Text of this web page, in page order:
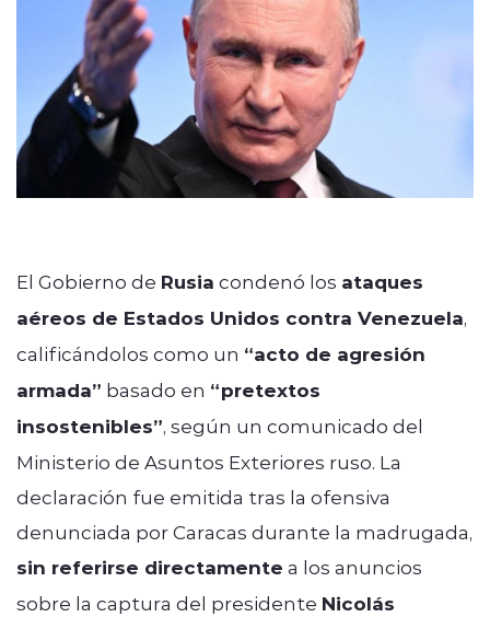
modo claro
El Gobierno de Rusia condenó los ataques
aéreos de Estados Unidos contra Venezuela,
calificándolos como un “acto de agresión
armada” basado en “pretextos
insostenibles”, según un comunicado del
Ministerio de Asuntos Exteriores ruso. La
declaración fue emitida tras la ofensiva
denunciada por Caracas durante la madrugada,
sin referirse directamente a los anuncios
sobre la captura del presidente Nicolás